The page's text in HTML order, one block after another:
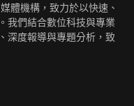
體機構，致力於以快速、
我們結合數位科技與專業
深度報導與專題分析，致